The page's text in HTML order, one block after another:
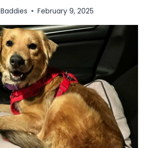
Baddies February 9, 2025